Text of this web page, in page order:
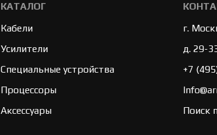
КАТАЛОГ
Кабели
Усилители
Специальные устройства
Процессоры
Аксессуары
г.
д. 29-
+7
Поиск